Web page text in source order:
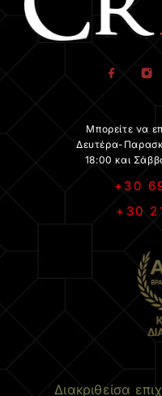
Μπορείτε να
Δευτέρα-
18:00 και
+30
+30
Διακριθείσα